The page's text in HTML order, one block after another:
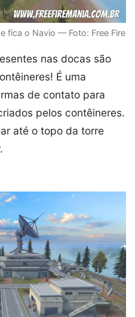
fica o Navio — Foto: Free Fire
nas docas são
É uma
de contato para
pelos contêineres.
até o topo da torre